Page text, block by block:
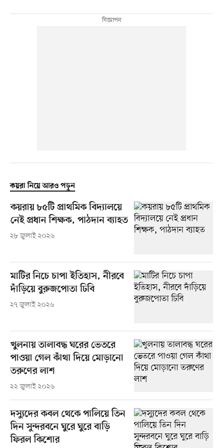
কয়রা নিয়ে আরও পড়ুন
কয়রায় ৮৫টি প্রাথমিক বিদ্যালয়ে
নেই প্রধান শিক্ষক, পাঠদান ব্যাহত
২৮ জুলাই ২০২৬
মাটির নিচে চাপা ইতিহাস, নীরবে
দাঁড়িয়ে বুরুজপোতা ঢিবি
২৭ জুলাই ২০২৬
খুলনায় তালাবদ্ধ ঘরের ভেতরে
পাওয়া গেল কাঁথা দিয়ে মোড়ানো
তরুণের লাশ
২২ জুলাই ২০২৬
দস্যুদের কবল থেকে পালিয়ে তিন
দিন সুন্দরবনে ঘুরে ঘুরে বাড়ি
ফিরল কিশোর